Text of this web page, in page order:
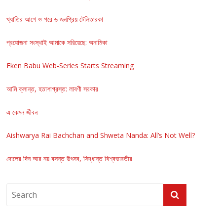
খ্যাতির আগে ও পরে ৬ জনপ্রিয় টেলিতারকা
প্রযোজনা সংস্থাই আমাকে সরিয়েছে: অনামিকা
Eken Babu Web-Series Starts Streaming
আমি ক্লান্ত, হতাশাগ্রস্ত: লাবণী সরকার
এ কেমন জীবন
Aishwarya Rai Bachchan and Shweta Nanda: All’s Not Well?
দোলের দিন আর নয় বসন্ত উৎসব, সিদ্ধান্ত বিশ্বভারতীর